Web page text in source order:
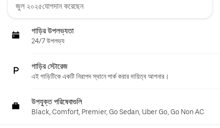
জুল ২০২৫যোগদান করেছেন
গাড়ির উপলভ্যতা
24/7 উপলভ্য
গাড়ির স্টোরেজ
এই গাড়িটিকে একটি নিরাপদ স্থানে পার্ক করার দায়িত্ব আপনার।
উপযুক্ত পরিষেবাগুলি
Black, Comfort, Premier, Go Sedan, Uber Go, Go Non AC